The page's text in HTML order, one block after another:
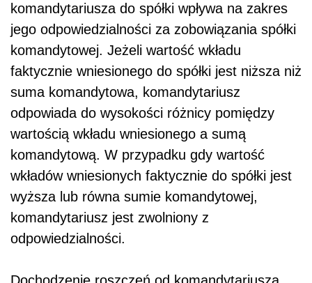
komandytariusza do spółki wpływa na zakres
jego odpowiedzialności za zobowiązania spółki
komandytowej. Jeżeli wartość wkładu
faktycznie wniesionego do spółki jest niższa niż
suma komandytowa, komandytariusz
odpowiada do wysokości różnicy pomiędzy
wartością wkładu wniesionego a sumą
komandytową. W przypadku gdy wartość
wkładów wniesionych faktycznie do spółki jest
wyższa lub równa sumie komandytowej,
komandytariusz jest zwolniony z
odpowiedzialności.